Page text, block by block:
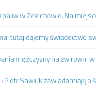
paliw w Żelechowie. Na
tutaj dajemy świadectwo
mężczyzny na żwirowni
i Piotr Sawiuk zawiadamiają